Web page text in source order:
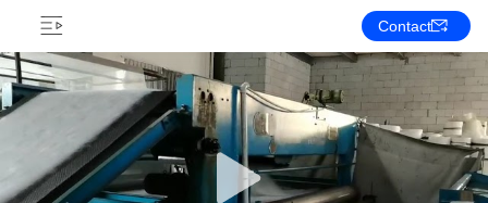
Contact